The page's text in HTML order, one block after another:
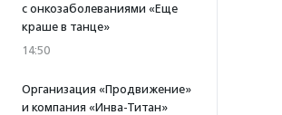
с онкозаболеваниями «Еще
краше в танце»
14:50
Организация «Продвижение»
и компания «Инва-Титан»